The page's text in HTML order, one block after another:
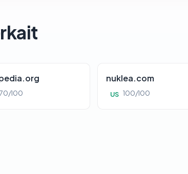
70/100
nuklea.com
US 100/100